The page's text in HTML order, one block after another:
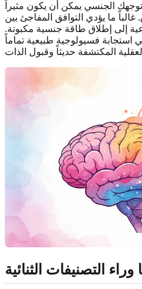
الجنسي يمكن أن يكون مثيراً
ما يؤدي التوافق المفاجئ بين
إلى إطلاق طاقة جنسية مكبوتة.
استجابة فسيولوجية طبيعية تماماً
التصنيفات الثنائية